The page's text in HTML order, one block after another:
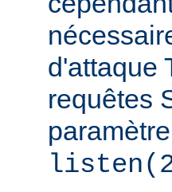
d'attaque
requêtes